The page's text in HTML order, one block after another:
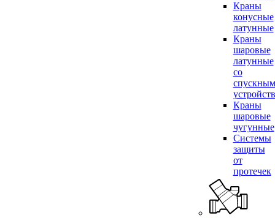
Краны
конусные
латунные
Краны
шаровые
латунные
со
спускным
Краны
шаровые
чугунные
Системы
защиты
от
протечек